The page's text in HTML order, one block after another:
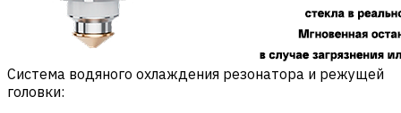
Система водяного охлаждения резонатора и режущей
головки: